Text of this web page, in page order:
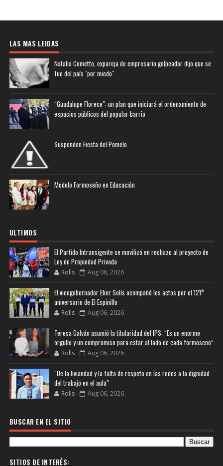
LAS MAS LEIDAS
Natalia Cometto, expareja de empresario golpeador dijo que se
fue del país "por miedo"
“Guadalupe Florece”: un plan que iniciará el ordenamiento de
espacios públicos del popular barrio
Suspenden Fiesta del Pomelo
Modelo Formoseño en Educación
ULTIMOS
El Partido Intransigente se movilizó en rechazo al proyecto de
Ley de Propiedad Privada
Rolls Aug 06, 2026
El vicegobernador Eber Solís acompañó los actos por el 121°
aniversario de El Espinillo
Rolls Aug 06, 2026
Teresa Galván asumió la titularidad del IPS: “Es un enorme
orgullo y un compromiso para estar al lado de cada formoseño”
Rolls Aug 06, 2026
“De la liviandad y la falta de respeto en las redes a la dignidad
del trabajo en el aula”
Rolls Aug 06, 2026
BUSCAR EN EL SITIO
SITIOS DE INTERÉS: